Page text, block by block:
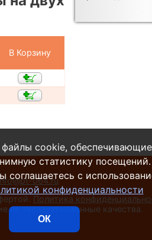
В Корзину
064.ru
Политика
эксплуатационные качества.
файлы cookie,
статистику
соглашаетесь с
конфиденциальности
ОК